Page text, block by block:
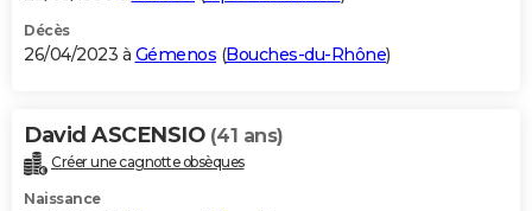
Décès
26/04/2023 à Gémenos (Bouches-du-Rhône)
David ASCENSIO (41 ans)
Créer une cagnotte obsèques
Naissance